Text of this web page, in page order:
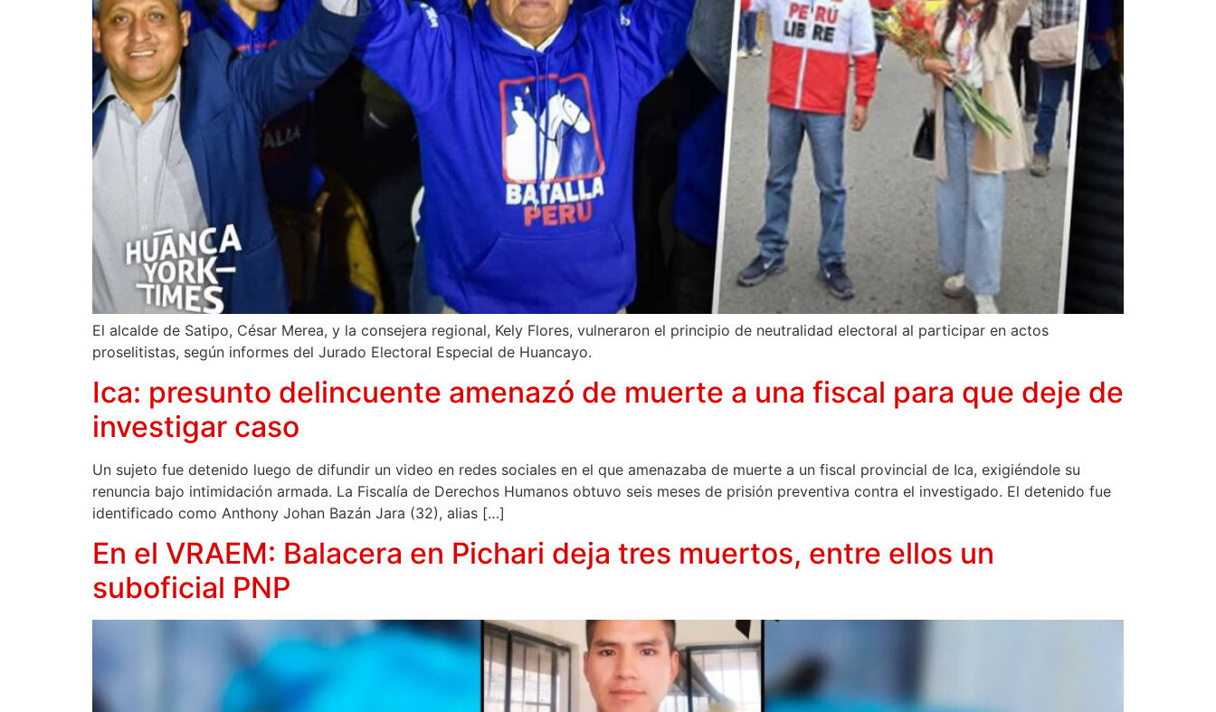
El alcalde de Satipo, César Merea, y la consejera regional, Kely Flores, vulneraron el principio de neutralidad electoral al participar en actos
proselitistas, según informes del Jurado Electoral Especial de Huancayo.
Ica: presunto delincuente amenazó de muerte a una fiscal para que deje de
investigar caso
Un sujeto fue detenido luego de difundir un video en redes sociales en el que amenazaba de muerte a un fiscal provincial de Ica, exigiéndole su
renuncia bajo intimidación armada. La Fiscalía de Derechos Humanos obtuvo seis meses de prisión preventiva contra el investigado. El detenido fue
identificado como Anthony Johan Bazán Jara (32), alias […]
En el VRAEM: Balacera en Pichari deja tres muertos, entre ellos un
suboficial PNP